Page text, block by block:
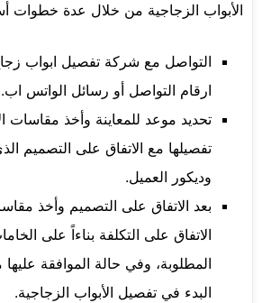
الأبواب الزجاجية من خلال عدة خطوات
التواصل مع شركة تفصيل ابواب
ارقام التواصل أو رسائل الواتس اب.
تحديد موعد للمعاينة وأخذ مقاسات
تفصيلها مع الاتفاق على التصميم
وديكور العميل.
بعد الاتفاق على التصميم وأخذ
الاتفاق على التكلفة بناءاً على
المطلوبة، وفي حالة الموافقة
البدء في تفصيل الأبواب الزجاجية.